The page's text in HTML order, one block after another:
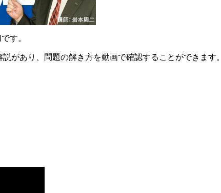
す。
があり、問題の解き方を動画で確認することができます。